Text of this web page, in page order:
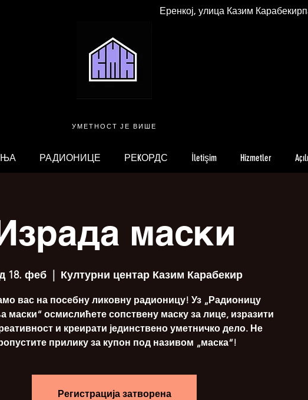
Еренкој, улица Казим
УМЕТНОСТ ЈЕ ВИШЕ
РАДИОНИЦЕ РЕKОРДС İletişim Hizmetler
маски
18. феб
  |
Културни центар Казим Карабекир
вас на посебну ликовну радионицу! Уз „Радионицу
осмислићете сопствену маску за лице, изразити
и креирати јединствено уметничко дело. Не
прилику за купон под називом „маска“!
Регистрација затворена